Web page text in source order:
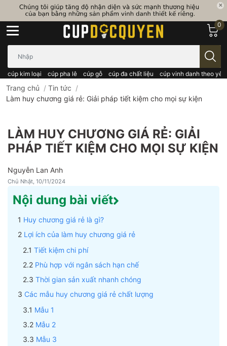
cúp kim loại cúp pha lê cúp gỗ cúp đa chất liệu cúp vinh danh theo
0
Trang chủ / Tin tức /
Làm huy chương giá rẻ: Giải pháp tiết kiệm cho mọi sự kiện
LÀM HUY CHƯƠNG GIÁ RẺ: GIẢI
PHÁP TIẾT KIỆM CHO MỌI SỰ KIỆN
Nguyễn Lan Anh
Chủ Nhật, 10/11/2024
Nội dung bài viết
Huy chương giá rẻ là gì?
Lợi ích của làm huy chương giá rẻ
Tiết kiệm chi phí
Phù hợp với ngân sách hạn chế
Thời gian sản xuất nhanh chóng
Các mẫu huy chương giá rẻ chất lượng
Mẫu 1
Mẫu 2
Mẫu 3